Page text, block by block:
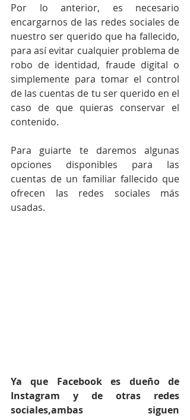
Por lo anterior, es necesario
encargarnos de las redes sociales de
nuestro ser querido que ha fallecido,
para así evitar cualquier problema de
robo de identidad, fraude digital o
simplemente para tomar el control
de las cuentas de tu ser querido en el
caso de que quieras conservar el
contenido.
Para guiarte te daremos algunas
opciones disponibles para las
cuentas de un familiar fallecido que
ofrecen las redes sociales más
usadas.
Ya que Facebook es dueño de
Instagram y de otras redes
sociales,ambas siguen